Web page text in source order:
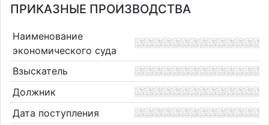
ПРИКАЗНЫЕ ПРОИЗВОДСТВА
Наименование
экономического суда
Взыскатель
Должник
Дата поступления